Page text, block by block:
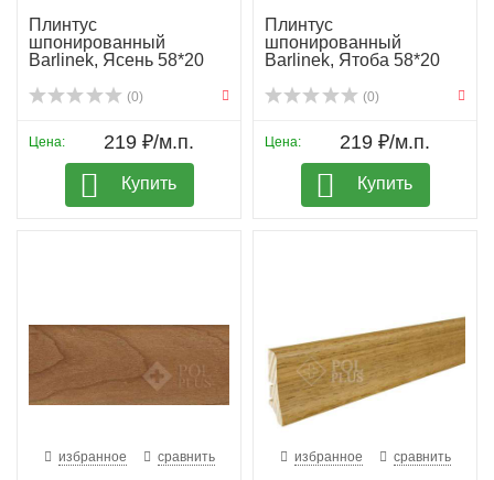
Плинтус
шпонированный
Barlinek, Ясень 58*20
(0)
Цена: 219 ₽/м.п.
Купить
Плинтус
шпонированный
Barlinek, Ятоба 58*20
(0)
Цена: 219 ₽/м.п.
Купить
избранное сравнить избранное сравнить